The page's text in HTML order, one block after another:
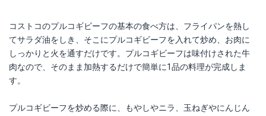
コストコのプルコギビーフの基本の食べ方は、フライパンを熱し
てサラダ油をしき、そこにプルコギビーフを入れて炒め、お肉に
しっかりと火を通すだけです。プルコギビーフは味付けされた牛
肉なので、そのまま加熱するだけで簡単に1品の料理が完成しま
す。
プルコギビーフを炒める際に、もやしやニラ、玉ねぎやにんじん